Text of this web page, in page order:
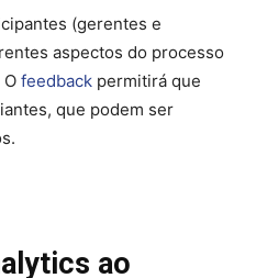
(gerentes e
aspectos do processo
feedback permitirá que
que podem ser
ao